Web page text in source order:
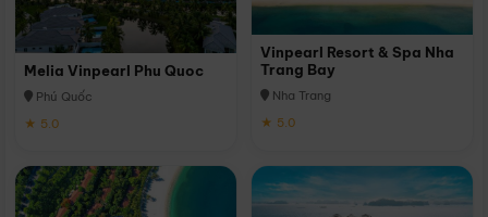
Melia Vinpearl Phu Quoc
Phú Quốc
★ 5.0
Vinpearl Resort & Spa Nha
Trang Bay
Nha Trang
★ 5.0